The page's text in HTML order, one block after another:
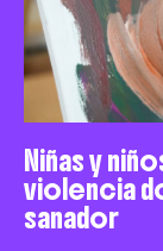
Niñas y
violencia
sanador